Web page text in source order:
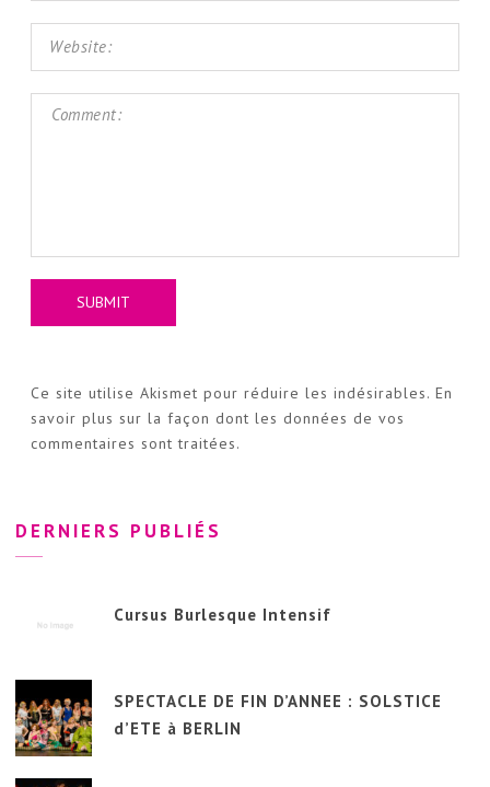
Ce site utilise Akismet pour réduire les indésirables. En
savoir plus sur la façon dont les données de vos
commentaires sont traitées.
DERNIERS PUBLIÉS
Cursus Burlesque Intensif
SPECTACLE DE FIN D’ANNEE : SOLSTICE
d’ETE à BERLIN